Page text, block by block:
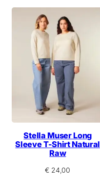
Stella Muser Long
Sleeve T-Shirt Natural
Raw
€ 24,00